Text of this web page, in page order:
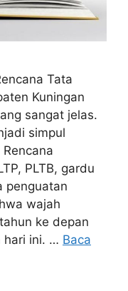
Tata
Kuningan
sangat jelas.
simpul
PLTB, gardu
penguatan
wajah
ke depan
hari ini. … Baca